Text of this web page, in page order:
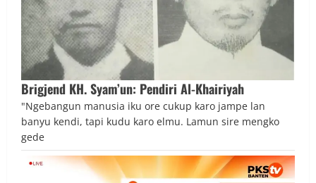
Brigjend KH. Syam’un: Pendiri Al-Khairiyah
"Ngebangun manusia iku ore cukup karo jampe lan
banyu kendi, tapi kudu karo elmu. Lamun sire mengko
gede